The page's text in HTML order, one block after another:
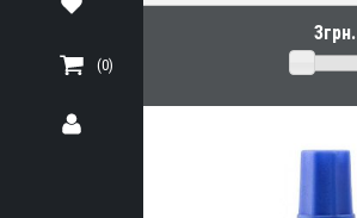
(0)
настільні
папки-планшети,